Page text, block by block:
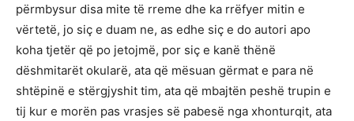
përmbysur disa mite të rreme dhe ka rrëfyer mitin e
vërtetë, jo siç e duam ne, as edhe siç e do autori apo
koha tjetër që po jetojmë, por siç e kanë thënë
dëshmitarët okularë, ata që mësuan gërmat e para në
shtëpinë e stërgjyshit tim, ata që mbajtën peshë trupin e
tij kur e morën pas vrasjes së pabesë nga xhonturqit, ata